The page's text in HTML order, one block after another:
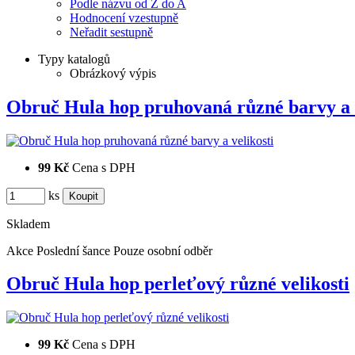
Podle názvu od Z do A
Hodnocení vzestupně
Neřadit sestupně
Typy katalogů
Obrázkový výpis
Obruč Hula hop pruhovaná různé barvy
99 Kč Cena s DPH
ks
Skladem
Akce Poslední šance Pouze osobní odběr
Obruč Hula hop perleťový různé velikosti
99 Kč Cena s DPH